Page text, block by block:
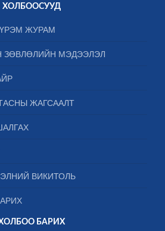
ХОЛБООСУУД
ЖУРАМ
ЗӨВЛӨЛИЙН МЭДЭЭЛЭЛ
ЖАГСААЛТ
ВИКИТОЛЬ
БАРИХ